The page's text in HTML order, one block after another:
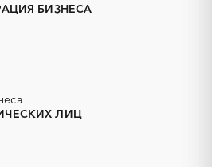
активные добавки)
КИП (контрольно-
БИЗНЕСА
ЛИЦ